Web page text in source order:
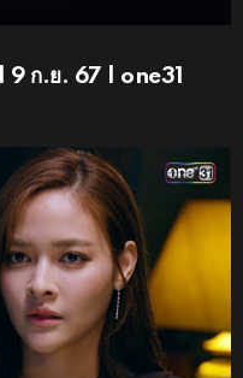
9 ก.ย. 67 | one31